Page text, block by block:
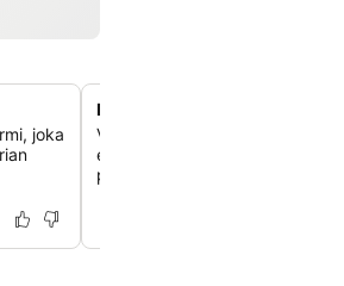
joka
Perheystävälliset
Valitse päivitetyistä huoneista
erilliset oleskelutilat, joissakin
perhelomaan.